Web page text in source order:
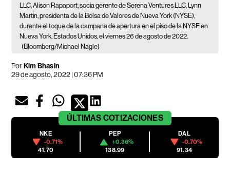
LLC, Alison Rapaport, socia gerente de Serena Ventures LLC, Lynn
Martin, presidenta de la Bolsa de Valores de Nueva York (NYSE),
durante el toque de la campana de apertura en el piso de la NYSE en
Nueva York, Estados Unidos, el viernes 26 de agosto de 2022.
(Bloomberg/Michael Nagle)
PorKim Bhasin
29 de agosto, 2022 | 07:36 PM
ÚLTIMAS COTIZACIONES
NKE
-0.71%
41.70
PEP
+0.36%
138.99
DAL
-0.70%
91.34